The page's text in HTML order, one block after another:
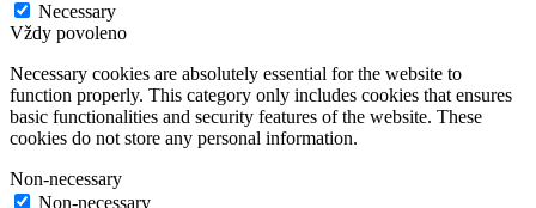
Necessary
Vždy povoleno
Necessary cookies are absolutely essential for the website to
function properly. This category only includes cookies that ensures
basic functionalities and security features of the website. These
cookies do not store any personal information.
Non-necessary
Non-necessary